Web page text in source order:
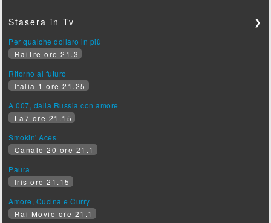
Stasera in Tv ❯
Per qualche dollaro in più
RaiTre ore 21.3
Ritorno al futuro
Italia 1 ore 21.25
A 007, dalla Russia con amore
La7 ore 21.15
Smokin' Aces
Canale 20 ore 21.1
Paura
Iris ore 21.15
Amore, Cucina e Curry
Rai Movie ore 21.1